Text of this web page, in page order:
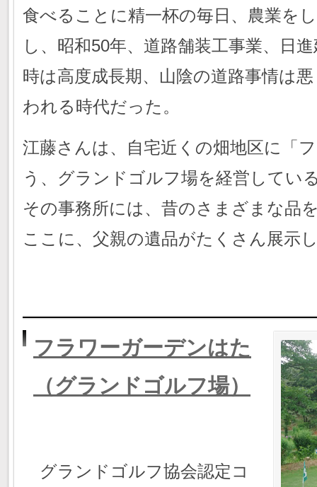
食べることに精一杯の毎日、農業を
し、昭和50年、道路舗装工事業、日
時は高度成長期、山陰の道路事情は
われる時代だった。
江藤さんは、自宅近くの畑地区に「
う、グランドゴルフ場を経営してい
その事務所には、昔のさまざまな品
ここに、父親の遺品がたくさん展示
フラワーガーデンはた
（グランドゴルフ場）
グランドゴルフ協会認定コ